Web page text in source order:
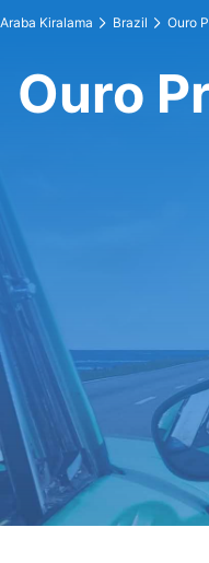
Araba Kiralama Brazil Ouro
Ouro